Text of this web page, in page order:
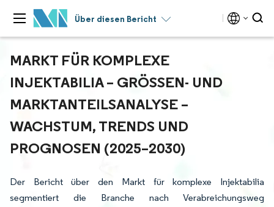
Über diesen Bericht
MARKT FÜR KOMPLEXE
INJEKTABILIA – GRÖSSEN- UND M
ARKTANTEILSANALYSE – W
ACHSTUM, TRENDS UND P
ROGNOSEN (2025–2030)
Der Bericht über den Markt für komplexe Injektabilia
segmentiert die Branche nach Verabreichungsweg